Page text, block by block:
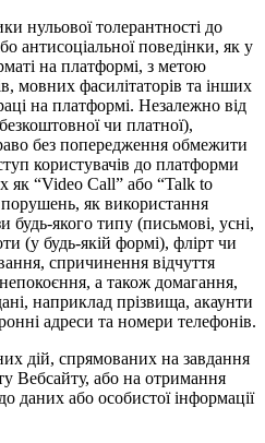
нульової толерантності до
антисоціальної поведінки, як у
на платформі, з метою
мовних фасилітаторів та інших
на платформі. Незалежно від
чи платної),
без попередження обмежити
користувачів до платформи
як “Video Call” або “Talk to
порушень, як використання
будь-якого типу (письмові, усні,
(у будь-якій формі), флірт чи
спричинення відчуття
а також домагання,
наприклад прізвища, акаунти
адреси та номери телефонів.
дій, спрямованих на завдання
Вебсайту, або на отримання
даних або особистої інформації